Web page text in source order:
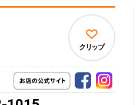
クリップ